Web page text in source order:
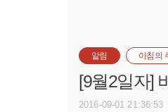
알림 아침의
[9월2일자]
2016-09-01 21:36:53